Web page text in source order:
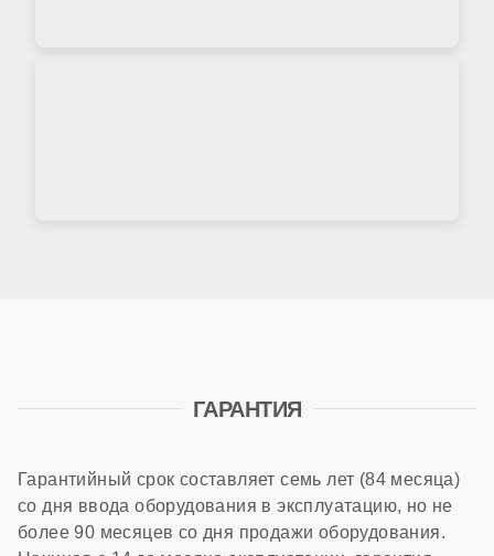
ГАРАНТИЯ
Гарантийный срок составляет семь лет (84 месяца)
со дня ввода оборудования в эксплуатацию, но не
более 90 месяцев со дня продажи оборудования.